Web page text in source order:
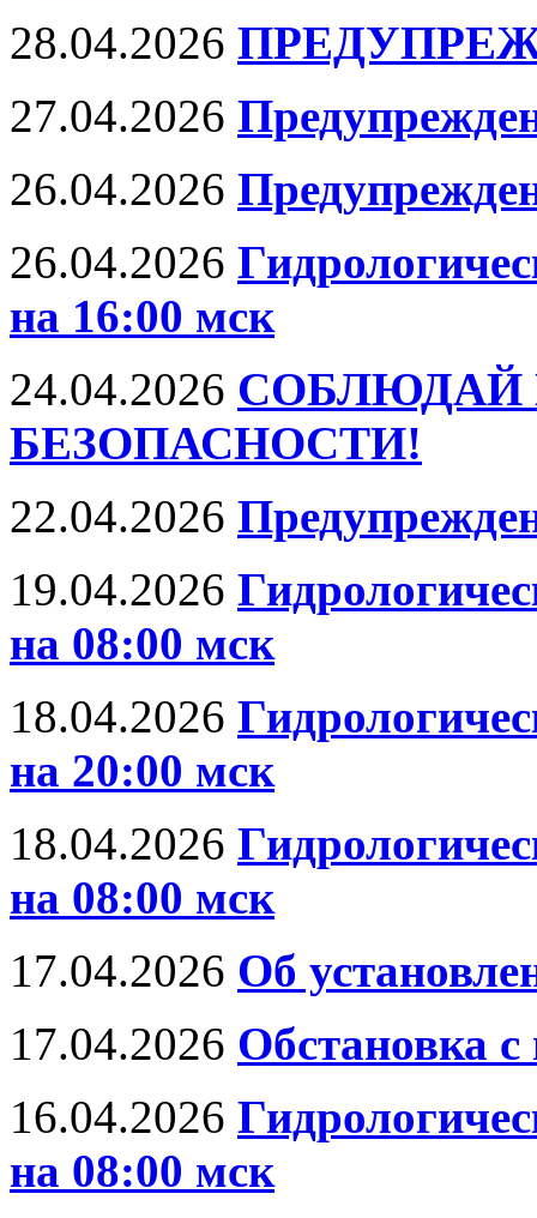
28.04.2026
27.04.2026
26.04.2026
26.04.2026
на 16:00 мск
24.04.2026 СОБЛЮДАЙ
БЕЗОПАСНОСТИ!
22.04.2026
19.04.2026
на 08:00 мск
18.04.2026
на 20:00 мск
18.04.2026
на 08:00 мск
17.04.2026 Об
17.04.2026 Обстановка
16.04.2026
на 08:00 мск